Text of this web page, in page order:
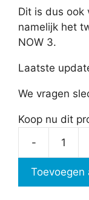
Dit is dus ook
namelijk het
NOW 3.
Laatste
We vragen
Koop nu dit
-
Toevoegen